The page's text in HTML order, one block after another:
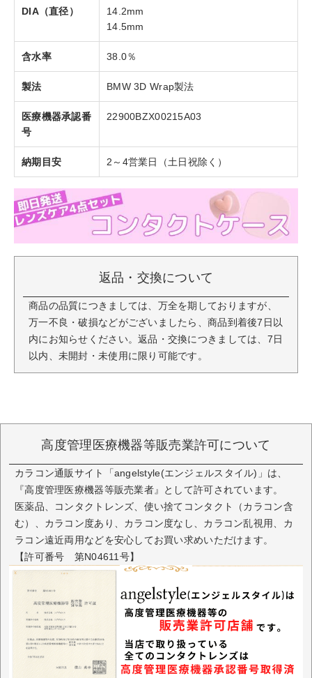
DIA（直径）
14.2mm
14.5mm
含水率 38.0％
製法 BMW 3D Wrap製法
医療機器承認番
号
22900BZX00215A03
納期目安 2～4営業日（土日祝除く）
返品・交換について
商品の品質につきましては、万全を期しておりますが、
万一不良・破損などがございましたら、商品到着後7日以
内にお知らせください。返品・交換につきましては、7日
以内、未開封・未使用に限り可能です。
高度管理医療機器等販売業許可について
カラコン通販サイト「angelstyle(エンジェルスタイル)」は、
『高度管理医療機器等販売業者』として許可されています。
医薬品、コンタクトレンズ、使い捨てコンタクト（カラコン含
む）、カラコン度あり、カラコン度なし、カラコン乱視用、カ
ラコン遠近両用などを安心してお買い求めいただけます。
【許可番号 第N04611号】